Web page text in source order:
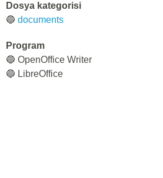
Dosya kategorisi
🔵 documents
Program
🔵 OpenOffice Writer
🔵 LibreOffice